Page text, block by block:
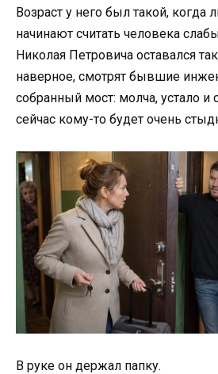
Возраст у него был такой,
начинают считать человека
Николая Петровича оставался
наверное, смотрят бывшие
собранный мост: молча, устало и
сейчас кому-то будет очень
В руке он держал папку.